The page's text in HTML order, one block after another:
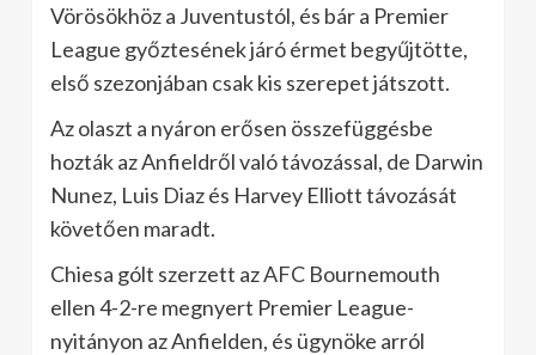
Vörösökhöz a Juventustól, és bár a Premier
League győztesének járó érmet begyűjtötte,
első szezonjában csak kis szerepet játszott.
Az olaszt a nyáron erősen összefüggésbe
hozták az Anfieldről való távozással, de Darwin
Nunez, Luis Diaz és Harvey Elliott távozását
követően maradt.
Chiesa gólt szerzett az AFC Bournemouth
ellen 4-2-re megnyert Premier League-
nyitányon az Anfielden, és ügynöke arról